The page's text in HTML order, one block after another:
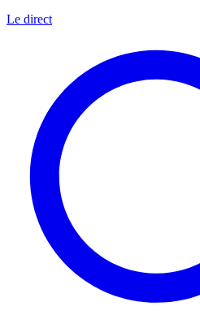
Le direct